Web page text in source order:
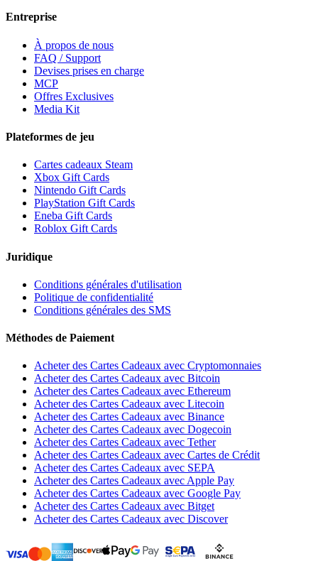
Entreprise
À propos de nous
FAQ / Support
Devises prises en charge
MCP
Offres Exclusives
Media Kit
Plateformes de jeu
Cartes cadeaux Steam
Xbox Gift Cards
Nintendo Gift Cards
PlayStation Gift Cards
Eneba Gift Cards
Roblox Gift Cards
Juridique
Conditions générales d'utilisation
Politique de confidentialité
Conditions générales des SMS
Méthodes de Paiement
Acheter des Cartes Cadeaux avec Cryptomonnaies
Acheter des Cartes Cadeaux avec Bitcoin
Acheter des Cartes Cadeaux avec Ethereum
Acheter des Cartes Cadeaux avec Litecoin
Acheter des Cartes Cadeaux avec Binance
Acheter des Cartes Cadeaux avec Dogecoin
Acheter des Cartes Cadeaux avec Tether
Acheter des Cartes Cadeaux avec Cartes de Crédit
Acheter des Cartes Cadeaux avec SEPA
Acheter des Cartes Cadeaux avec Apple Pay
Acheter des Cartes Cadeaux avec Google Pay
Acheter des Cartes Cadeaux avec Bitget
Acheter des Cartes Cadeaux avec Discover